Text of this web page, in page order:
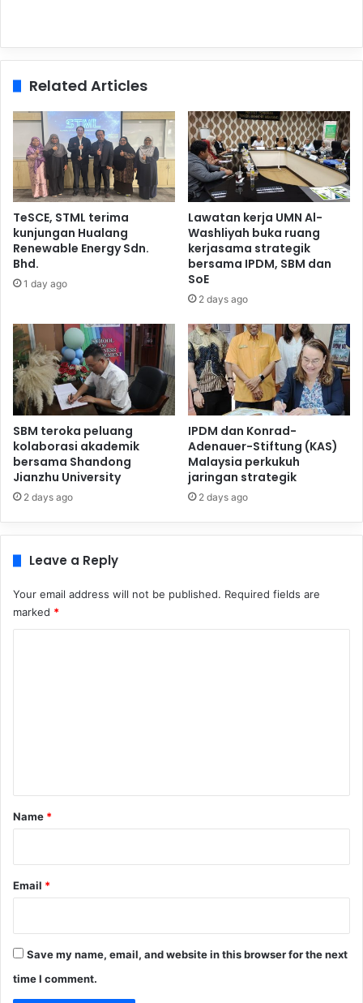
Related Articles
TeSCE, STML terima
kunjungan Hualang
Renewable Energy Sdn.
Bhd.
1 day ago
Lawatan kerja UMN Al-
Washliyah buka ruang
kerjasama strategik
bersama IPDM, SBM dan
SoE
2 days ago
SBM teroka peluang
kolaborasi akademik
bersama Shandong
Jianzhu University
2 days ago
IPDM dan Konrad-
Adenauer-Stiftung (KAS)
Malaysia perkukuh
jaringan strategik
2 days ago
Leave a Reply
Your email address will not be published. Required fields are
marked *
*
Name *
Email *
Save my name, email, and website in this browser for the next
time I comment.